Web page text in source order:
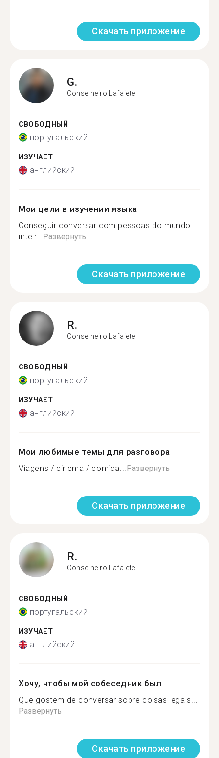
Скачать приложение
G.
Conselheiro Lafaiete
СВОБОДНЫЙ
португальский
ИЗУЧАЕТ
английский
Мои цели в изучении языка
Conseguir conversar com pessoas do mundo
inteir...Развернуть
Скачать приложение
R.
Conselheiro Lafaiete
СВОБОДНЫЙ
португальский
ИЗУЧАЕТ
английский
Мои любимые темы для разговора
Viagens / cinema / comida...Развернуть
Скачать приложение
R.
Conselheiro Lafaiete
СВОБОДНЫЙ
португальский
ИЗУЧАЕТ
английский
Хочу, чтобы мой собеседник был
Que gostem de conversar sobre coisas legais...
Развернуть
Скачать приложение